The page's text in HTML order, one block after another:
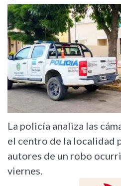
La policía analiza las
el centro de la localidad
autores de un robo
viernes.